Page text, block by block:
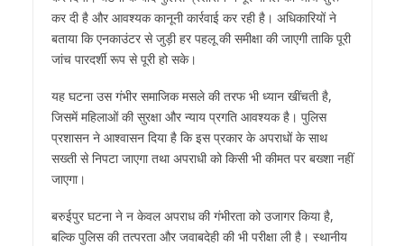
कर दी है और आवश्यक कानूनी कार्रवाई कर रही है। अधिकारियों ने
बताया कि एनकाउंटर से जुड़ी हर पहलू की समीक्षा की जाएगी ताकि पूरी
जांच पारदर्शी रूप से पूरी हो सके।
यह घटना उस गंभीर समाजिक मसले की तरफ भी ध्यान खींचती है,
जिसमें महिलाओं की सुरक्षा और न्याय प्रगति आवश्यक है। पुलिस
प्रशासन ने आश्वासन दिया है कि इस प्रकार के अपराधों के साथ
सख्ती से निपटा जाएगा तथा अपराधी को किसी भी कीमत पर बख्शा नहीं
जाएगा।
बरुईपुर घटना ने न केवल अपराध की गंभीरता को उजागर किया है,
बल्कि पुलिस की तत्परता और जवाबदेही की भी परीक्षा ली है। स्थानीय